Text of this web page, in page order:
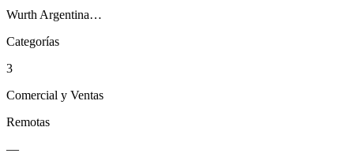
Wurth Argentina…
Categorías
3
Comercial y Ventas
Remotas
—